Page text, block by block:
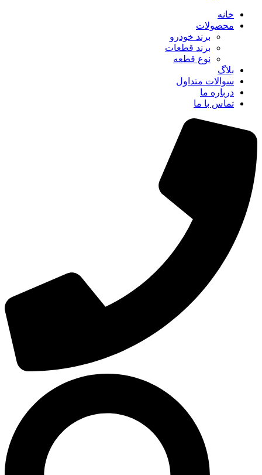
خانه
محصولات
برند خودرو
برند قطعات
نوع قطعه
بلاگ
سوالات متداول
درباره ما
تماس با ما